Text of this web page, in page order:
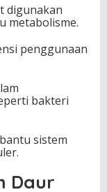
digunakan
metabolisme.
penggunaan
bakteri
sistem
Daur